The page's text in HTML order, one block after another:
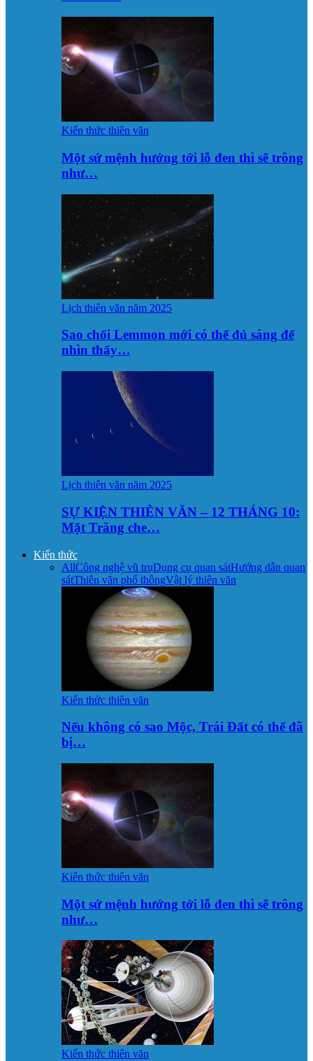
Kiến thức thiên văn
Một sứ mệnh hướng tới lỗ đen thì sẽ trông
như…
Lịch thiên văn năm 2025
Sao chổi Lemmon mới có thể đủ sáng để
nhìn thấy…
Lịch thiên văn năm 2025
SỰ KIỆN THIÊN VĂN – 12 THÁNG 10:
Mặt Trăng che…
Kiến thức
AllCông nghệ vũ trụDụng cụ quan sátHướng dẫn quan
sátThiên văn phổ thôngVật lý thiên văn
Kiến thức thiên văn
Nếu không có sao Mộc, Trái Đất có thể đã
bị…
Kiến thức thiên văn
Một sứ mệnh hướng tới lỗ đen thì sẽ trông
như…
Kiến thức thiên văn